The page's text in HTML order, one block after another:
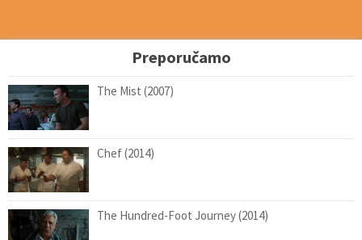
Preporučamo
The Mist (2007)
Chef (2014)
The Hundred-Foot Journey (2014)